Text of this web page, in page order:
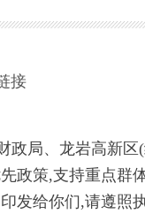
接
局、龙岩高新区(
策,支持重点群体
发给你们,请遵照执